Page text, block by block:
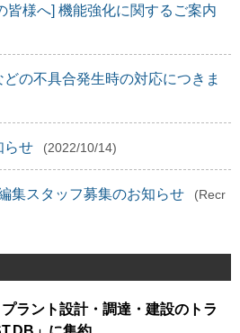
皆様へ] 機能強化に関するご案内
の不具合発生時の対応につきま
らせ (2022/10/14)
集スタッフ募集のお知らせ
(Recr
ラント設計・調達・建設のトラ